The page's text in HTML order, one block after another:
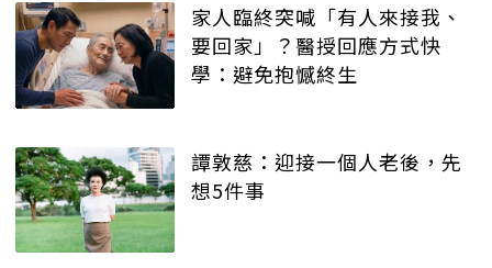
家人臨終突喊「有人來接我、
要回家」？醫授回應方式快
學：避免抱憾終生
譚敦慈：迎接一個人老後，先
想5件事